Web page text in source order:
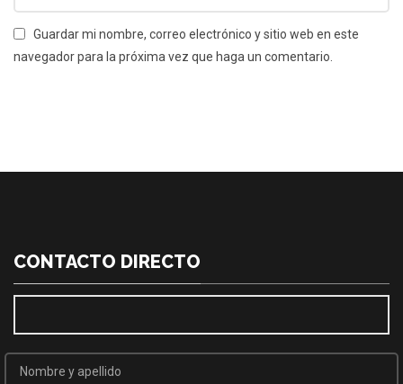
Guardar mi nombre, correo electrónico y sitio web en este
navegador para la próxima vez que haga un comentario.
CONTACTO DIRECTO